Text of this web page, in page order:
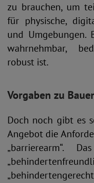
zu brauchen, um
für physische,
und
wahrnehmbar,
robust ist.
Vorgaben zu
Doch noch gibt es
Angebot die
„barrierearm“.